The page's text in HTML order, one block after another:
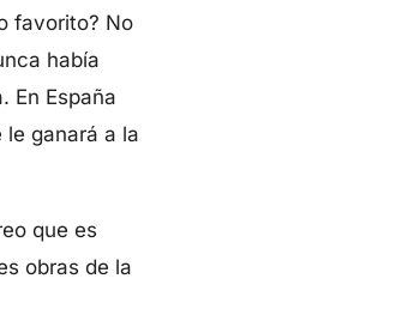
favorito? No
había
En España
ganará a la
que es
obras de la